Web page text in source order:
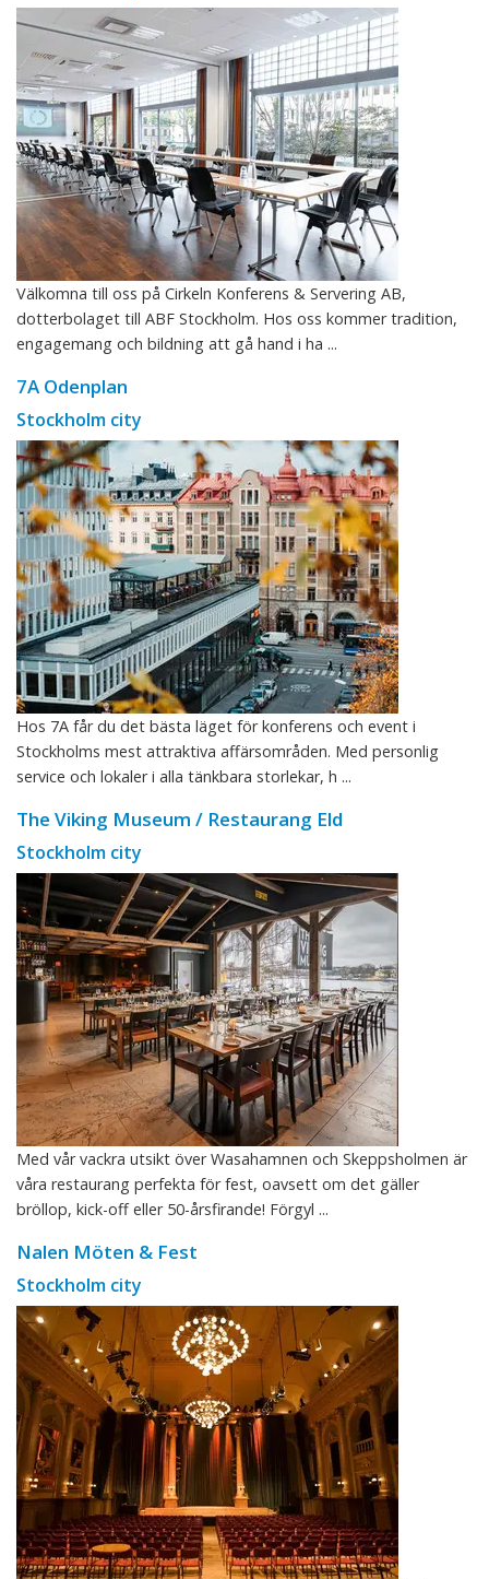
Välkomna till oss på Cirkeln Konferens & Servering AB,
dotterbolaget till ABF Stockholm. Hos oss kommer tradition,
engagemang och bildning att gå hand i ha ...
7A Odenplan
Stockholm city
Hos 7A får du det bästa läget för konferens och event i
Stockholms mest attraktiva affärsområden. Med personlig
service och lokaler i alla tänkbara storlekar, h ...
The Viking Museum / Restaurang Eld
Stockholm city
Med vår vackra utsikt över Wasahamnen och Skeppsholmen är
våra restaurang perfekta för fest, oavsett om det gäller
bröllop, kick-off eller 50-årsfirande! Förgyl ...
Nalen Möten & Fest
Stockholm city